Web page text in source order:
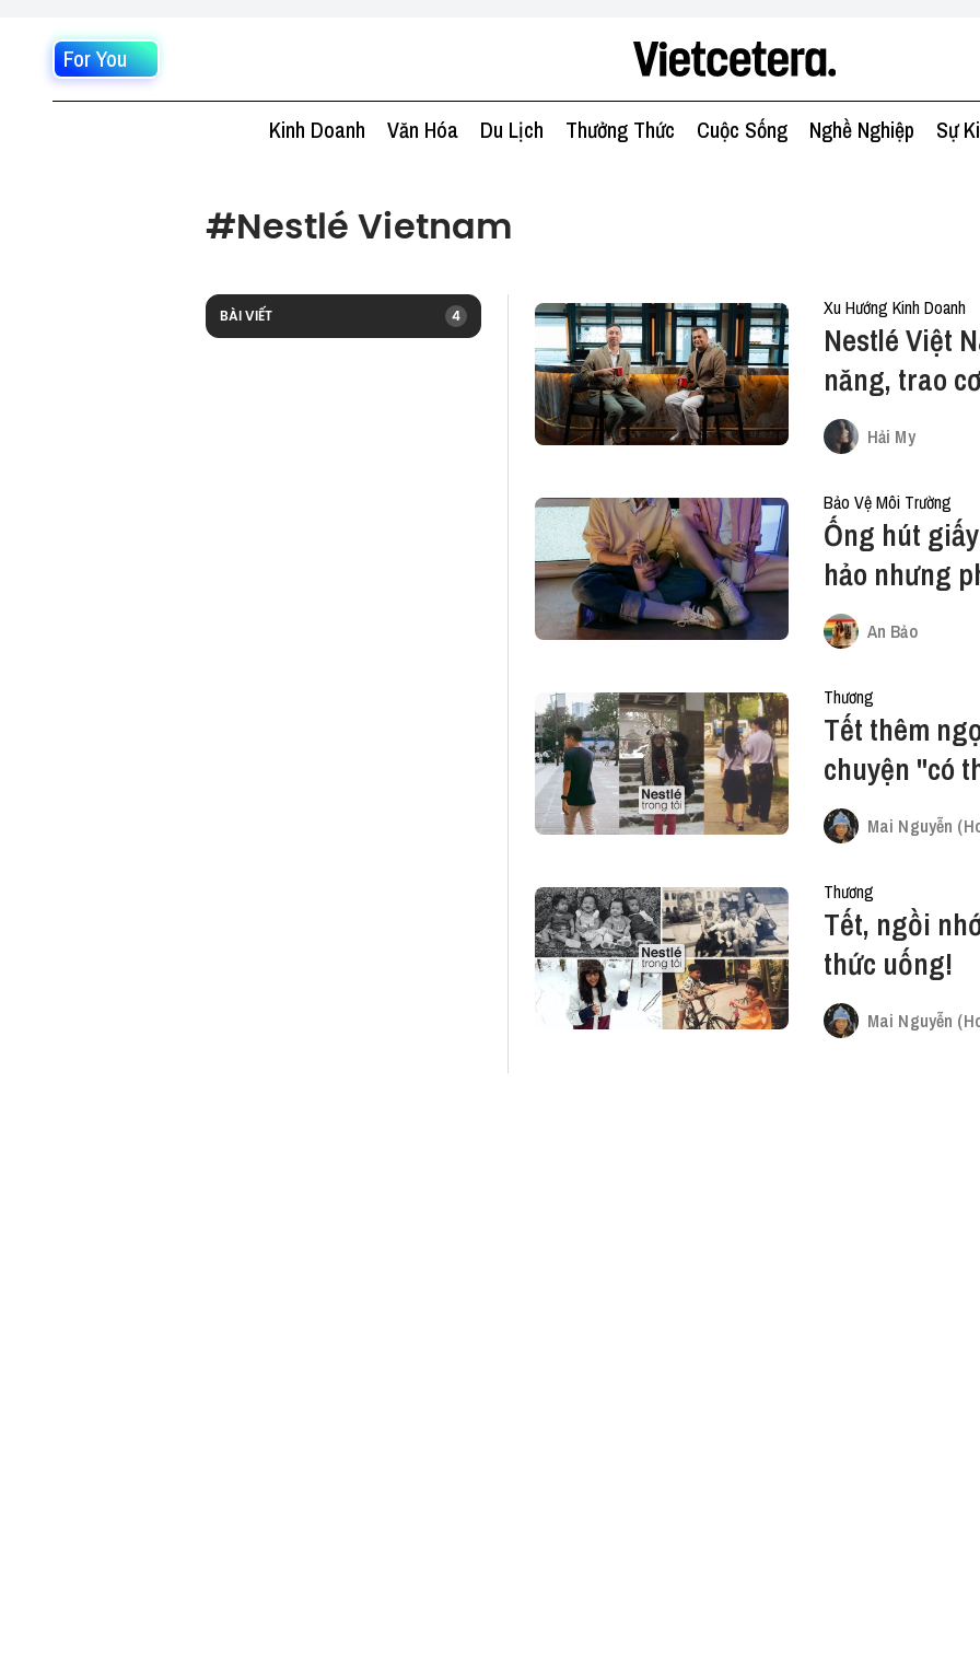
For You
Kinh Doanh Văn Hóa Du Lịch Thưởng Thức Cuộc Sống Nghề Nghiệp Sự
#Nestlé Vietnam
BÀI VIẾT 4 Xu Hướng Kinh Doanh
Nestlé Việt
năng, trao
hệ trẻHải My
Bảo Vệ Môi Trường
Ống hút
hảo nhưng
An Bảo
Thương
Tết thêm
chuyện "có
Mai Nguyễn
Thương
Tết, ngồi
thức uống!
Mai Nguyễn